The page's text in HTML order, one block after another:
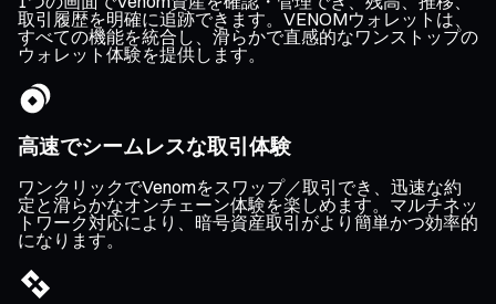
取引履歴を明確に追跡できます。VENOMウォレットは、
すべての機能を統合し、滑らかで直感的なワンストップの
ウォレット体験を提供します。
高速でシームレスな取引体験
ワンクリックでVenomをスワップ／取引でき、迅速な約
定と滑らかなオンチェーン体験を楽しめます。マルチネッ
トワーク対応により、暗号資産取引がより簡単かつ効率的
になります。